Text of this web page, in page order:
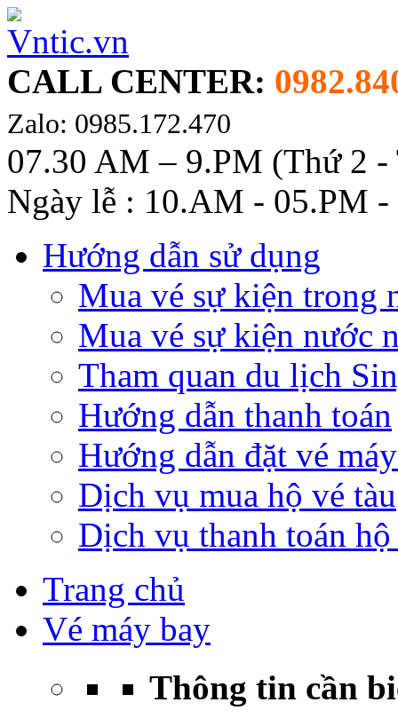
CALL CENTER:
Zalo: 0985.172.470
07.30 AM – 9.PM (Thứ 2 -
Ngày lễ : 10.AM - 05.PM -
Hướng dẫn sử dụng
Mua vé sự kiện trong
Mua vé sự kiện nước
Tham quan du lịch
Hướng dẫn thanh toán
Hướng dẫn đặt vé
Dịch vụ mua hộ vé tàu
Dịch vụ thanh toán hộ
Trang chủ
Vé máy bay
Thông tin cần